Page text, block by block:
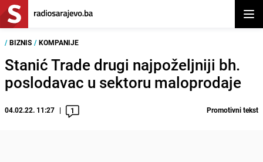
/ BIZNIS / KOMPANIJE
Stanić Trade drugi najpoželjniji bh.
poslodavac u sektoru maloprodaje
04.02.22. 11:27 1 Promotivni tekst